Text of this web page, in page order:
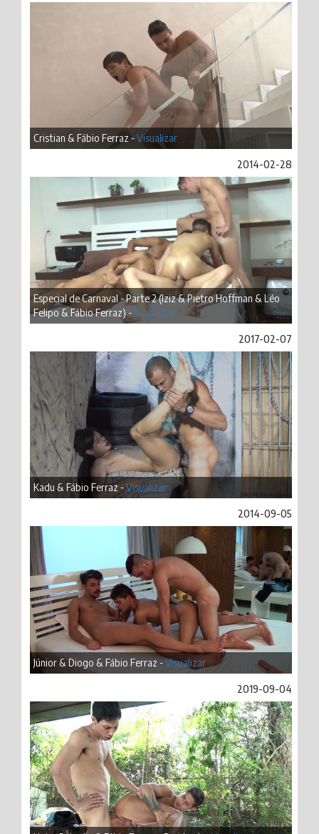
Cristian & Fábio Ferraz -Visualizar
2014-02-28
Especial de Carnaval - Parte 2 (Iziz & Pietro Hoffman & Léo
Felipo & Fábio Ferraz) -Visualizar
2017-02-07
Kadu & Fábio Ferraz -Visualizar
2014-09-05
Júnior & Diogo & Fábio Ferraz -Visualizar
2019-09-04